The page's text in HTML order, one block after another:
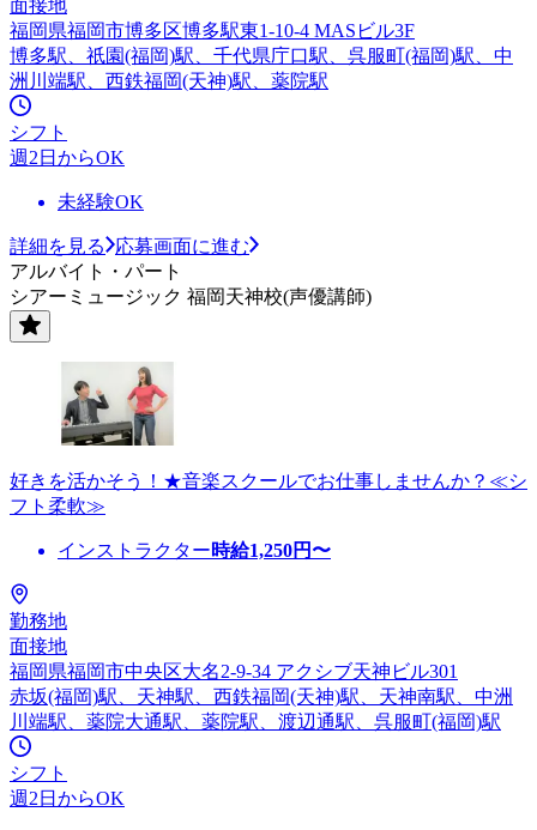
面接地
福岡県福岡市博多区博多駅東1-10-4 MASビル3F
博多駅、祇園(福岡)駅、千代県庁口駅、呉服町(福岡)駅、中
洲川端駅、西鉄福岡(天神)駅、薬院駅
シフト
週2日からOK
未経験OK
詳細を見る
応募画面に進む
アルバイト・パート
シアーミュージック 福岡天神校(声優講師)
好きを活かそう！★音楽スクールでお仕事しませんか？≪シ
フト柔軟≫
インストラクター時給1,250円〜
勤務地
面接地
福岡県福岡市中央区大名2-9-34 アクシブ天神ビル301
赤坂(福岡)駅、天神駅、西鉄福岡(天神)駅、天神南駅、中洲
川端駅、薬院大通駅、薬院駅、渡辺通駅、呉服町(福岡)駅
シフト
週2日からOK